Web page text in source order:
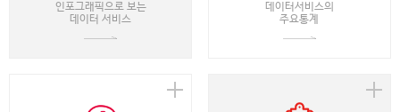
인포그래픽으로 보는
데이터 서비스
데이터서비스의
주요통계